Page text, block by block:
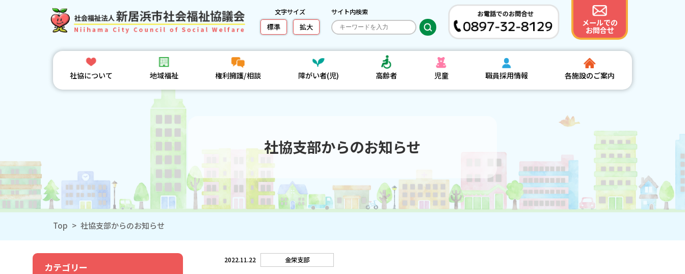
文字サイズ
標準 拡大
サイト内検索
メールでの
お問合せ
社協について 地域福祉 権利擁護/相談 障がい者(児) 高齢者 児童 職員採用情報 各施設のご案内
社協支部からのお知らせ
Top > 社協支部からのお知らせ
カテゴリー
2022.11.22 金栄支部